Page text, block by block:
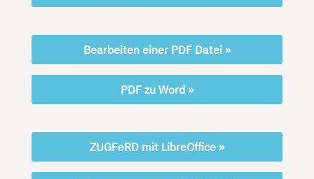
Bearbeiten einer PDF Datei »
PDF zu Word »
ZUGFeRD mit LibreOffice »